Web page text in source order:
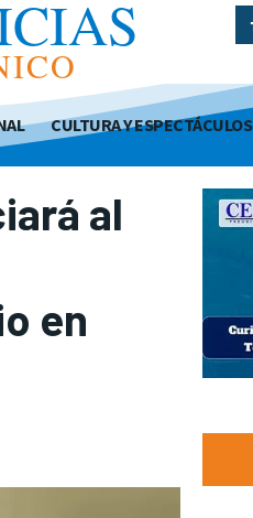
CULTURA Y ESPECTÁCULOS
al
en